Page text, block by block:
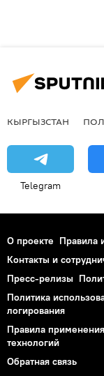
КЫРГЫЗСТАН
Telegram
О проекте Правила
Контакты и
Пресс-релизы
Политика
логирования
Правила
технологий
Обратная связь